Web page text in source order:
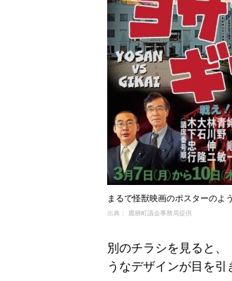
まるで怪獣映画のポスターのよ
出典： 鷹栖町議会事務局提供
別のチラシを見ると
うなデザインが目を引